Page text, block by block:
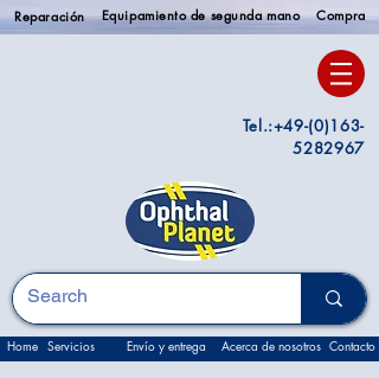
Reparación Equipamiento de segunda mano Compra
Tel.:+49-(0)163-
5282967
Home Servicios Envío y entrega Acerca de nosotros Contacto